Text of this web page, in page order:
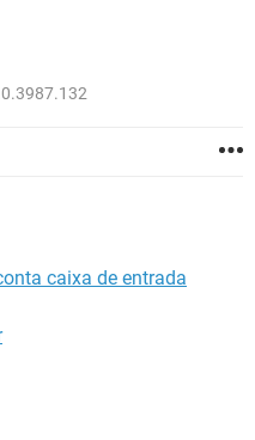
caixa de entrada